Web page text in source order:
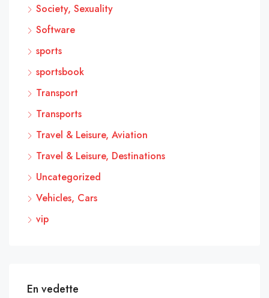
Society, Sexuality
Software
sports
sportsbook
Transport
Transports
Travel & Leisure, Aviation
Travel & Leisure, Destinations
Uncategorized
Vehicles, Cars
vip
En vedette